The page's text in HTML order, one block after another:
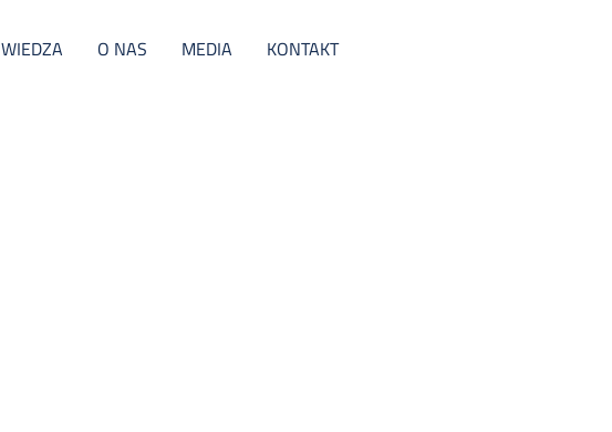
WIEDZA O NAS MEDIA KONTAKT